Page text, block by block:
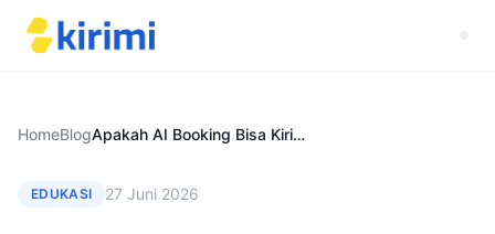
HomeBlog Apakah AI Booking Bisa Kirim Reminder H-1 Otomatis?
EDUKASI 27 Juni 2026